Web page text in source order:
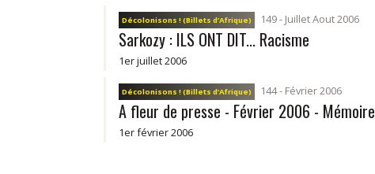
Décolonisons ! (Billets d’Afrique) 149 - Juillet Aout 2006
Sarkozy : ILS ONT DIT... Racisme
1er juillet 2006
Décolonisons ! (Billets d’Afrique) 144 - Février 2006
A fleur de presse - Février 2006 - Mémoire
1er février 2006